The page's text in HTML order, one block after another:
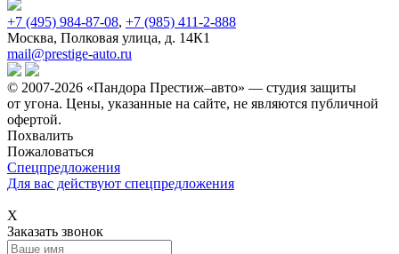
+7 (495) 984-87-08, +7 (985) 411-2-888
Москва, Полковая улица, д. 14К1
mail@prestige-auto.ru
© 2007-2026 «Пандора Престиж–авто» — студия защиты
от угона. Цены, указанные на сайте, не являются публичной
офертой.
Похвалить
Пожаловаться
Спецпредложения
Для вас действуют спецпредложения
Х
Заказать звонок